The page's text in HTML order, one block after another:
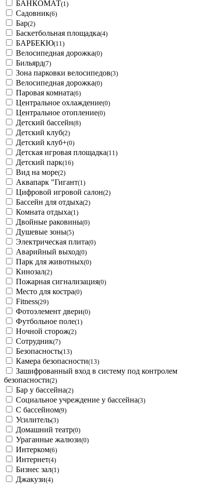
БАНКОМАТ(1)
Садовник(6)
Бар(2)
Баскетбольная площадка(4)
БАРБЕКЮ(11)
Велосипедная дорожка(0)
Бильярд(7)
Зона парковки велосипедов(3)
Велосипедная дорожка(0)
Паровая комната(6)
Центральное охлаждение(0)
Центральное отопление(0)
Детский бассейн(8)
Детский клуб(2)
Детский клуб+(0)
Детская игровая площадка(11)
Детский парк(16)
Вид на море(2)
Аквапарк "Гигант(1)
Цифровой игровой салон(2)
Бассейн для отдыха(2)
Комната отдыха(1)
Двойные раковины(0)
Душевые зоны(5)
Электрическая плита(0)
Аварийный выход(0)
Парк для животных(0)
Кинозал(2)
Пожарная сигнализация(0)
Место для костра(0)
Fitness(29)
Фотоэлемент двери(0)
Футбольное поле(1)
Ночной сторож(2)
Сотрудник(7)
Безопасность(13)
Камера безопасности(13)
Зашифрованный вход в систему под контролем
безопасности(2)
Бар у бассейна(2)
Социальное учреждение у бассейна(3)
С бассейном(9)
Усилитель(3)
Домашний театр(0)
Ураганные жалюзи(0)
Интерком(6)
Интернет(4)
Бизнес зал(1)
Джакузи(4)